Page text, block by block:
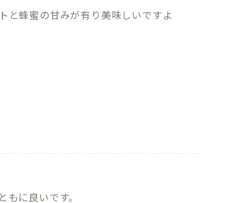
と蜂蜜の甘みが有り美味しいですよ